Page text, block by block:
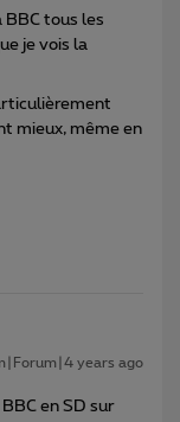
BBC tous les
je vois la
mieux, même en
years ago
en SD sur